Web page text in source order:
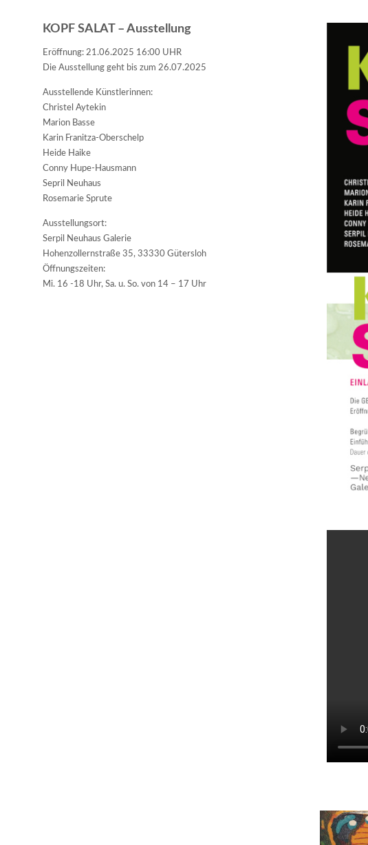
KOPF SALAT – Ausstellung
Eröffnung: 21.06.2025 16:00 UHR
Die Ausstellung geht bis zum 26.07.2025
Ausstellende Künstlerinnen:
Christel Aytekin
Marion Basse
Karin Franitza-Oberschelp
Heide Haike
Conny Hupe-Hausmann
Sepril Neuhaus
Rosemarie Sprute
Ausstellungsort:
Serpil Neuhaus Galerie
Hohenzollernstraße 35, 33330 Gütersloh
Öffnungszeiten:
Mi. 16 -18 Uhr, Sa. u. So. von 14 – 17 Uhr